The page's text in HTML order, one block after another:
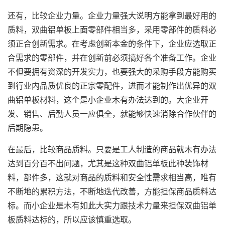
还有，比较企业力量。企业力量强大说明方能拿到最好用的
质料， 双曲铝单板上面零部件相当多，采用零部件的质料必
须正合创新需求。在考虑创新本金的条件下，企业应选取正
合需求的零部件，并在创新前必须搞好各个准备工作。企业
不但要拥有资深的开发实力，也要强大的采购手段方能购买
到行业内品质优良的正宗零配件，进而才能制作出优异的双
曲铝单板材料，这个是小企业木有办法达到的。大企业开
发、销售、后勤人员一应俱全，就能够快速消除合作伙伴的
后期隐患。
在最后，比较商品质料。只要是工人制造的商品就木有办法
达到百分百不出问题，尤其是这种双曲铝单板此种装饰材
料，部件多，这就对商品的质料和安全性需求相当高，唯有
不断地的累积方法，不断地迭代改善，方能担保商品质料达
标。而小企业是木有如此大实力跟技术力量来担保双曲铝单
板质料达标的，所以应该慎重选取。